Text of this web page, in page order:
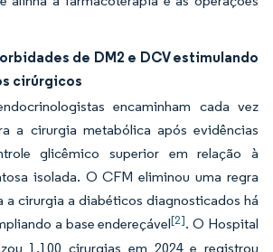
de DM2 e DCV estimulando
cirúrgicos
encaminham cada vez
a cirurgia metabólica após evidências
glicêmico superior em relação à
isolada. O CFM eliminou uma regra
a cirurgia a diabéticos diagnosticados há
a base endereçável[2]. O Hospital
1.100 cirurgias em 2024 e registrou